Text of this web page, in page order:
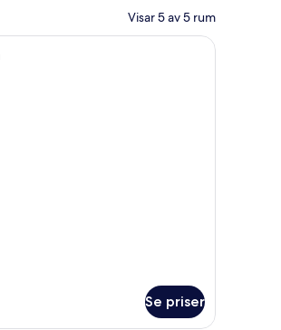
Visar 5 av 5 rum
en garderob och en tavla på väggen.
Ett hotellrum med två sängar, ett skrivbord,
Se priser